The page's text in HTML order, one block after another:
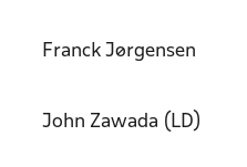
Franck Jørgensen
John Zawada (LD)